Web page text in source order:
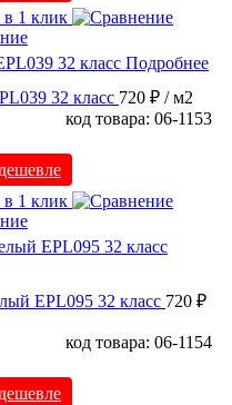
1 клик
Подробнее
32 класс 720 ₽ / м2
код товара: 06-1153
1 клик
EPL095 32 класс 720 ₽
код товара: 06-1154